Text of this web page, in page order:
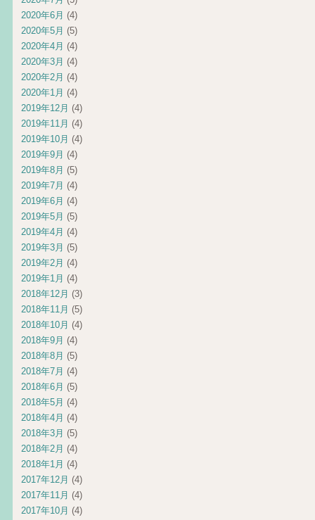
2020年6月 (4)
2020年5月 (5)
2020年4月 (4)
2020年3月 (4)
2020年2月 (4)
2020年1月 (4)
2019年12月 (4)
2019年11月 (4)
2019年10月 (4)
2019年9月 (4)
2019年8月 (5)
2019年7月 (4)
2019年6月 (4)
2019年5月 (5)
2019年4月 (4)
2019年3月 (5)
2019年2月 (4)
2019年1月 (4)
2018年12月 (3)
2018年11月 (5)
2018年10月 (4)
2018年9月 (4)
2018年8月 (5)
2018年7月 (4)
2018年6月 (5)
2018年5月 (4)
2018年4月 (4)
2018年3月 (5)
2018年2月 (4)
2018年1月 (4)
2017年12月 (4)
2017年11月 (4)
2017年10月 (4)